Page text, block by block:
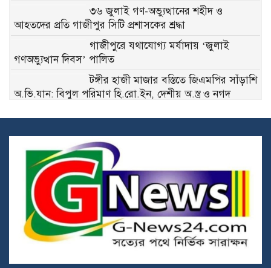
৩৬ জুলাই গণ-অভ্যুত্থানের শহীদ ও
আহতদের প্রতি গাজীপুর সিটি প্রশাসকের শ্রদ্ধা
গাজীপুরে যথাযোগ্য মর্যাদায় ‘জুলাই
গণঅভ্যুত্থান দিবস’ পালিত
টঙ্গীর হাজী মাজার বস্তিতে জিএমপির সাঁড়াশি
অ.ভি.যান: বিপুল পরিমাণ হি.রো.ইন, দেশীয় অ.স্ত্র ও নগদ
ও যৌ.তু.কের জন্য স্ত্রীকে নি.র্যা.ত.ন: যুবক
গ্রে.প্তা.র
ভাবিকে বি.য়ে, শাশুড়িকেও বি.য়ে.র হু.ম.কি!
শ্রীপুরে দুই শি.শু সন্তানসহ স্ত্রীকে ঘ.র.ছাড়া
করল স্বামী
দুধ দিয়ে গোসল ও মায়ের মাথায় হাত রেখে
শপথ: দল ছাড়লেন বিএনপি নেতা